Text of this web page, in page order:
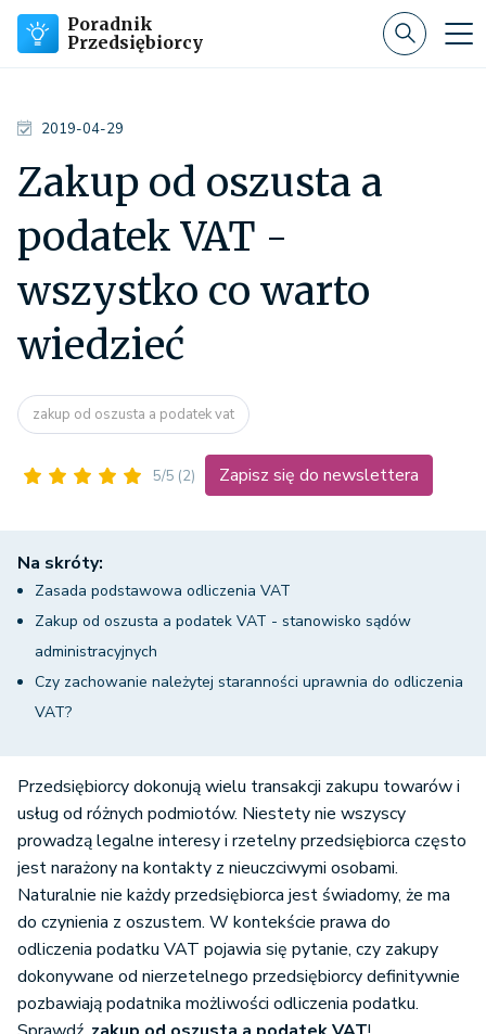
Poradnik
Przedsiębiorcy
2019-04-29
Zakup od oszusta a
podatek VAT -
wszystko co warto
wiedzieć
zakup od oszusta a podatek vat
5/5 (2) Zapisz się do newslettera
Na skróty:
Zasada podstawowa odliczenia VAT
Zakup od oszusta a podatek VAT - stanowisko sądów
administracyjnych
Czy zachowanie należytej staranności uprawnia do odliczenia
VAT?
Przedsiębiorcy dokonują wielu transakcji zakupu towarów i
usług od różnych podmiotów. Niestety nie wszyscy
prowadzą legalne interesy i rzetelny przedsiębiorca często
jest narażony na kontakty z nieuczciwymi osobami.
Naturalnie nie każdy przedsiębiorca jest świadomy, że ma
do czynienia z oszustem. W kontekście prawa do
odliczenia podatku VAT pojawia się pytanie, czy zakupy
dokonywane od nierzetelnego przedsiębiorcy definitywnie
pozbawiają podatnika możliwości odliczenia podatku.